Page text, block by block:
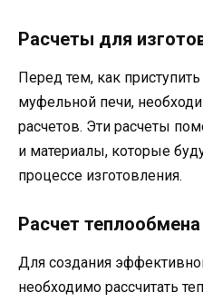
Расчеты для
Перед тем, как
муфельной печи,
расчетов. Эти расчеты
и материалы, которые
процессе изготовления.
Расчет теплообмена
Для создания
необходимо рассчитать